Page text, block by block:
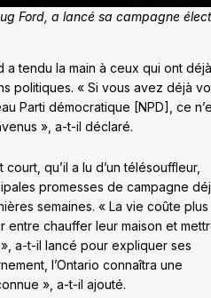
Ford, a lancé sa campagne
a tendu la main à ceux qui ont déjà
politiques. « Si vous avez déjà
Parti démocratique [NPD], ce
», a-t-il déclaré.
qu’il a lu d’un télésouffleur,
promesses de campagne
semaines. « La vie coûte plus
entre chauffer leur maison et
a-t-il lancé pour expliquer ses
l’Ontario connaîtra une
», a-t-il ajouté.